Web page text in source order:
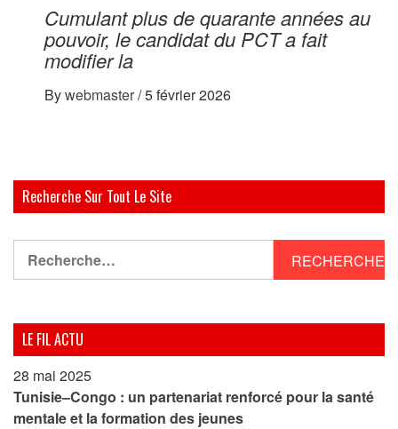
Cumulant plus de quarante années au
pouvoir, le candidat du PCT a fait
modifier la
Bywebmaster/5 février 2026
Recherche Sur Tout Le Site
LE FIL ACTU
28 mai 2025
Tunisie–Congo : un partenariat renforcé pour la santé
mentale et la formation des jeunes